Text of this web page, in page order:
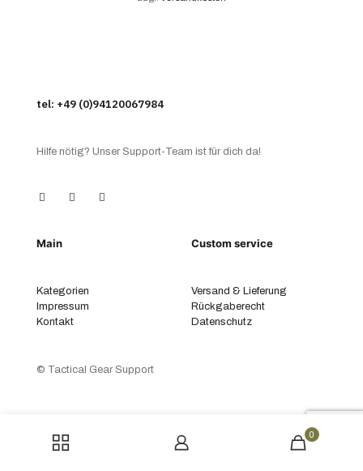
tel: +49 (0)94120067984
Hilfe nötig? Unser Support-Team ist für dich da!
Main
Kategorien
Impressum
Kontakt
Custom service
Versand & Lieferung
Rückgaberecht
Datenschutz
© Tactical Gear Support
0